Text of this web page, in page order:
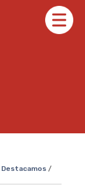
Destacamos /